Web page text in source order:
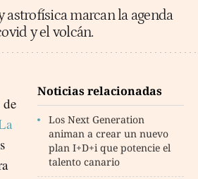
astrofísica marcan la agenda
y el volcán.
Noticias relacionadas
Los Next Generation
animan a crear un nuevo
plan I+D+i que potencie el
talento canario